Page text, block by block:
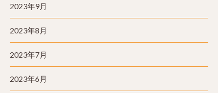
2023年9月
2023年8月
2023年7月
2023年6月